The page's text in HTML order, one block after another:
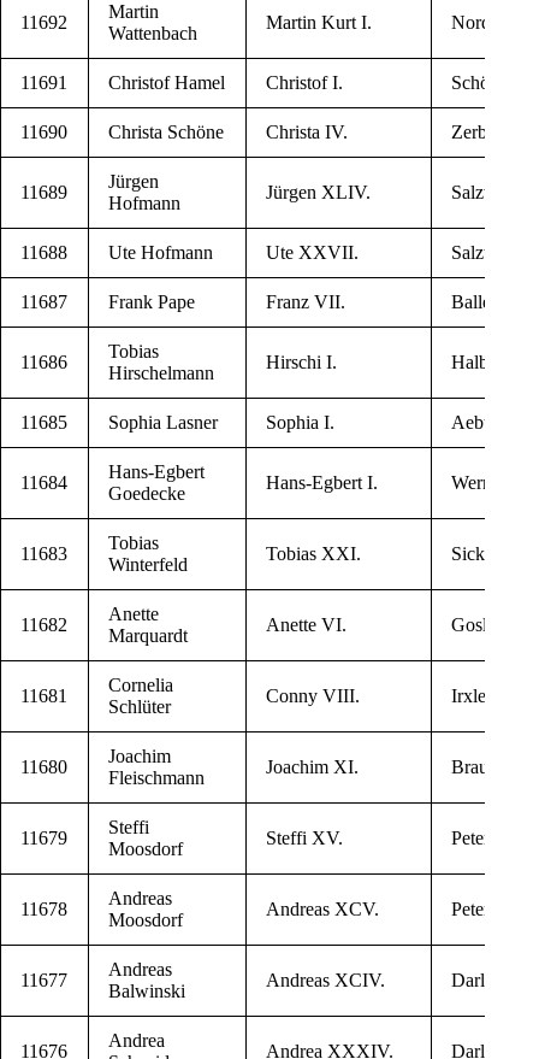
11692
Mar­tin
Wattenbach
Mar­tin Kurt I.
11691 Chris­tof Hamel Chris­tof I.
11690 Chris­ta Schöne Chris­ta IV. Zerbst/
11689
Jür­gen
Hofmann
Jür­gen XLIV. Sal­zwe­del
11688 Ute Hofmann Ute XXVII. Sal­zwe­del
11687 Frank Pape Franz VII. Bal­len­stedt
11686
Tobi­as
Hirschelmann
Hir­schi I. Hal­ber­stadt
11685 Sop­hia Lasner Sop­hia I.
11684
Hans-Egbert
Goedecke
Hans-Egbert I.
11683
Tobi­as
Winterfeld
Tobi­as XXI. Sick­te
11682
Anet­te
Marquardt
Anet­te VI. Gos­lar /
11681
Cor­ne­lia
Schlüter
Con­ny VIII. Irx­le­ben
11680
Joa­chim
Fleischmann
Joa­chim XI.
11679
Stef­fi
Moosdorf
Stef­fi XV. Peters­berg
11678
Andre­as
Moosdorf
Andre­as XCV. Peters­berg
11677
Andre­as
Balwinski
Andre­as XCIV.
11676
Andrea
Andrea XXXIV.